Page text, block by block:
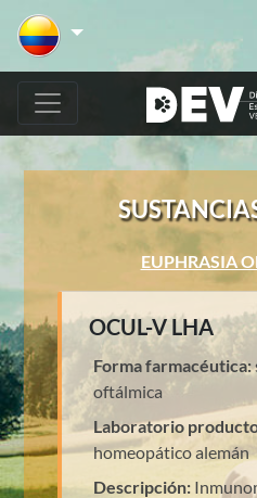
EUPHRASIA
OCUL-V LHA
Forma farmacéutica:
oftálmica
Laboratorio
homeopático alemán
Descripción: